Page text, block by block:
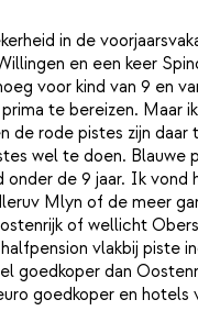
in de
en een keer
voor kind van 9 en
te bereizen. Maar
de rode pistes zijn
wel te doen. Blauwe
onder de 9 jaar. Ik
Mlyn of de meer
of wellicht
vlakbij piste
goedkoper dan
goedkoper en hotels